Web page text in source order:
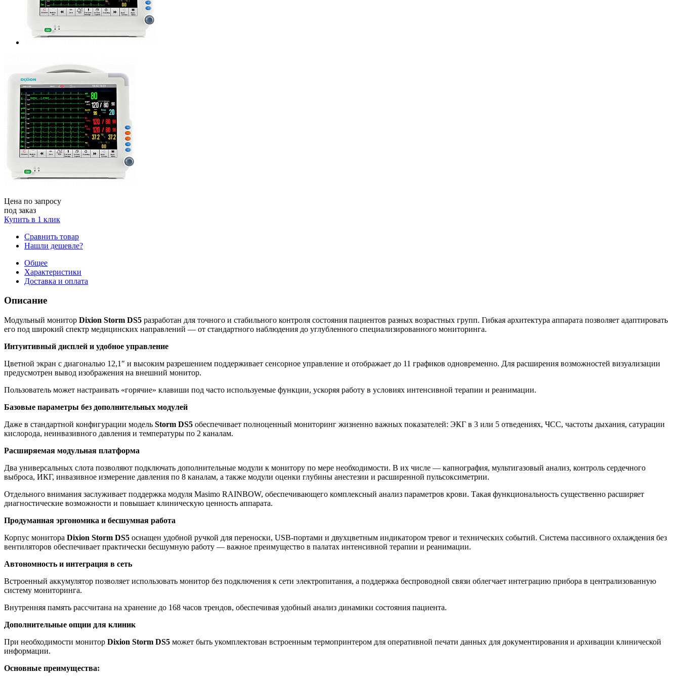
Цена по запросу
под заказ
Купить в 1 клик
Сравнить товар
Нашли дешевле?
Общее
Характеристики
Доставка и оплата
Описание
Модульный монитор Dixion Storm DS5 разработан для точного и стабильного контроля состояния пациентов разных возрастных групп. Гибкая архитектура аппарата позволяет адаптировать
его под широкий спектр медицинских направлений — от стандартного наблюдения до углубленного специализированного мониторинга.
Интуитивный дисплей и удобное управление
Цветной экран с диагональю 12,1″ и высоким разрешением поддерживает сенсорное управление и отображает до 11 графиков одновременно. Для расширения возможностей визуализации
предусмотрен вывод изображения на внешний монитор.
Пользователь может настраивать «горячие» клавиши под часто используемые функции, ускоряя работу в условиях интенсивной терапии и реанимации.
Базовые параметры без дополнительных модулей
Даже в стандартной конфигурации модель Storm DS5 обеспечивает полноценный мониторинг жизненно важных показателей: ЭКГ в 3 или 5 отведениях, ЧСС, частоты дыхания, сатурации
кислорода, неинвазивного давления и температуры по 2 каналам.
Расширяемая модульная платформа
Два универсальных слота позволяют подключать дополнительные модули к монитору по мере необходимости. В их числе — капнография, мультигазовый анализ, контроль сердечного
выброса, ИКГ, инвазивное измерение давления по 8 каналам, а также модули оценки глубины анестезии и расширенной пульсоксиметрии.
Отдельного внимания заслуживает поддержка модуля Masimo RAINBOW, обеспечивающего комплексный анализ параметров крови. Такая функциональность существенно расширяет
диагностические возможности и повышает клиническую ценность аппарата.
Продуманная эргономика и бесшумная работа
Корпус монитора Dixion Storm DS5 оснащен удобной ручкой для переноски, USB-портами и двухцветным индикатором тревог и технических событий. Система пассивного охлаждения без
вентиляторов обеспечивает практически бесшумную работу — важное преимущество в палатах интенсивной терапии и реанимации.
Автономность и интеграция в сеть
Встроенный аккумулятор позволяет использовать монитор без подключения к сети электропитания, а поддержка беспроводной связи облегчает интеграцию прибора в централизованную
систему мониторинга.
Внутренняя память рассчитана на хранение до 168 часов трендов, обеспечивая удобный анализ динамики состояния пациента.
Дополнительные опции для клиник
При необходимости монитор Dixion Storm DS5 может быть укомплектован встроенным термопринтером для оперативной печати данных для документирования и архивации клинической
информации.
Основные преимущества: